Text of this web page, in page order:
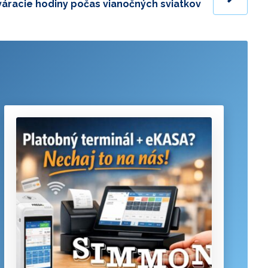
hodiny počas vianočných sviatkov